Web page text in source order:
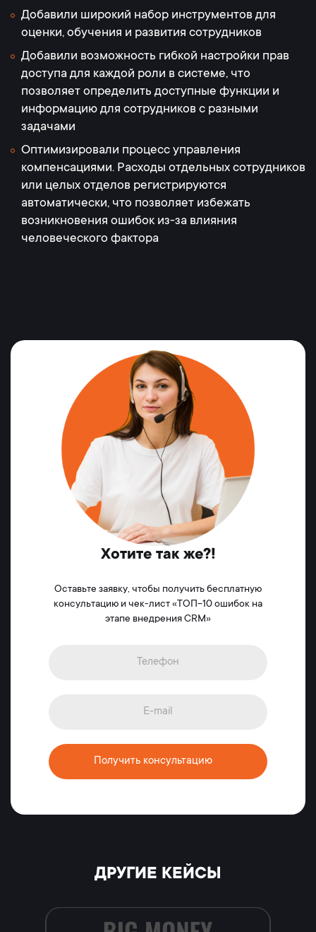
Добавили широкий набор инструментов для
оценки, обучения и развития сотрудников
Добавили возможность гибкой настройки прав
доступа для каждой роли в системе, что
позволяет определить доступные функции и
информацию для сотрудников с разными
задачами
Оптимизировали процесс управления
компенсациями. Расходы отдельных сотрудников
или целых отделов регистрируются
автоматически, что позволяет избежать
возникновения ошибок из-за влияния
человеческого фактора
Хотите так же?!
Оставьте заявку, чтобы получить бесплатную
консультацию и чек-лист «ТОП-10 ошибок на
этапе внедрения CRM»
Получить консультацию
ДРУГИЕ КЕЙСЫ